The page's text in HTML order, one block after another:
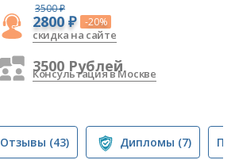
3500 ₽
2800 ₽ -20%
скидка на сайте
3500 Рублей
Консультация в Москве
Отзывы (43) Дипломы (7)